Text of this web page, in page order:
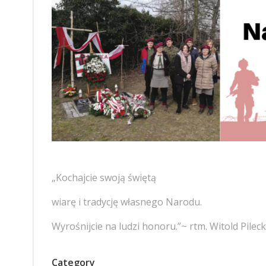
„Kochajcie swoją świętą
wiarę i tradycję własnego Narodu.
Wyrośnijcie na ludzi honoru.”~ rtm. Witold
Category